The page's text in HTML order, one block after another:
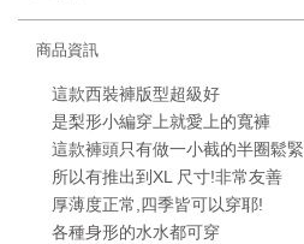
商品資訊
這款西裝褲版型超級好
是梨形小編穿上就愛上的寬褲
這款褲頭只有做一小截的半圈鬆緊
所以有推出到XL 尺寸!非常友善
厚薄度正常,四季皆可以穿耶!
各種身形的水水都可穿